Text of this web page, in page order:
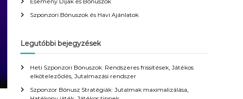
Szponzori Bónuszok és Havi Ajánlatok
Legutóbbi bejegyzések
Heti Szponzori Bónuszok: Rendszeres frissítések, Játékos
elköteleződés, Jutalmazási rendszer
Szponzor Bónusz Stratégiák: Jutalmak maximalizálása,